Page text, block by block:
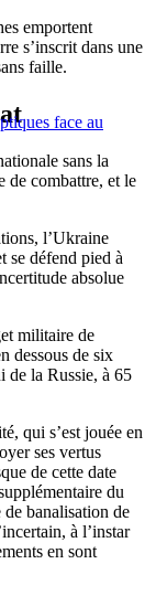
emportent
s’inscrit dans une
faille.
face au
sans la
de combattre, et le
l’Ukraine
se défend pied à
absolue
militaire de
dessous de six
de la Russie, à 65
qui s’est jouée en
ses vertus
de cette date
du
banalisation de
à l’instar
en sont